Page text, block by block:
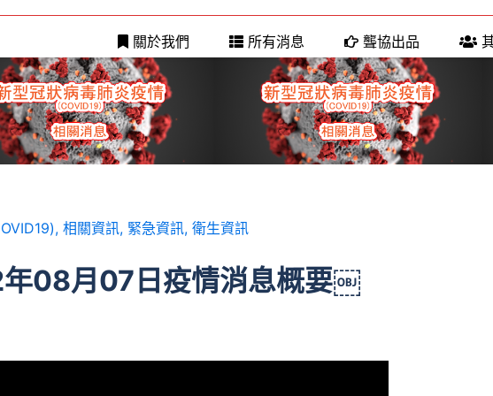
關於我們 所有消息 聾協出品
, 相關資訊, 緊急資訊, 衛生資訊
年08月07日疫情消息概要￼